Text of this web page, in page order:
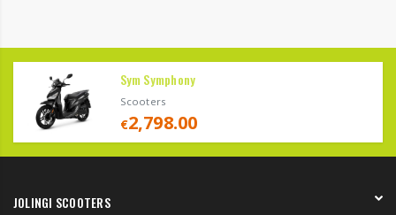
Sym Symphony
Scooters
€2,798.00
JOLINGI SCOOTERS